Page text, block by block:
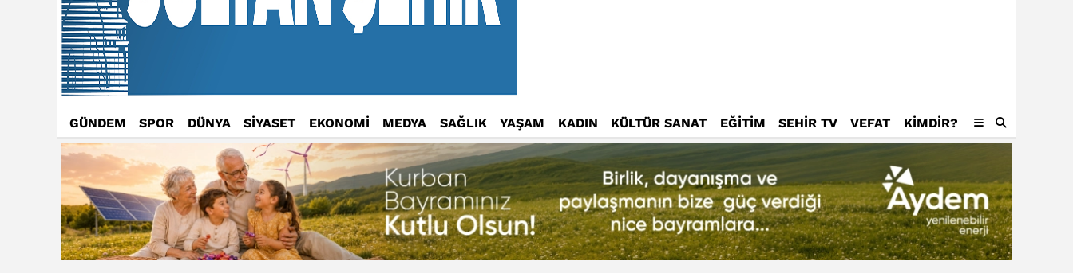
GÜNDEM SPOR DÜNYA SİYASET EKONOMİ MEDYA SAĞLIK YAŞAM KADIN KÜLTÜR SANAT EĞİTİM SEHİR TV VEFAT KIMDIR?